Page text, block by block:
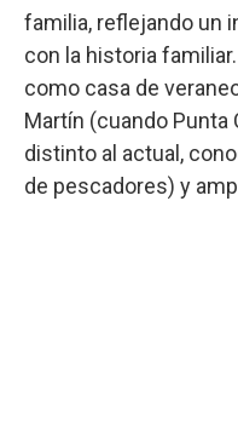
familia, reflejando un
con la historia
como casa de
Martín (cuando Punta
distinto al actual,
de pescadores) y